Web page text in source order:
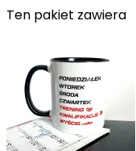
Ten pakiet zawiera